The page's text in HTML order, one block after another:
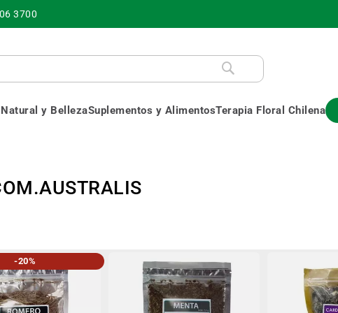
3700
y BellezaSuplementos y AlimentosTerapia Floral Chilena
-20%